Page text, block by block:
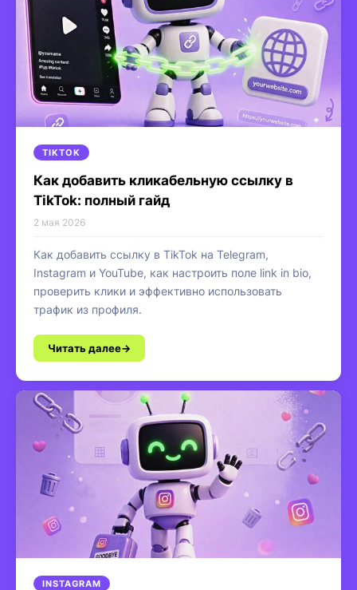
TIKTOK
Как добавить кликабельную ссылку в
TikTok: полный гайд
2 мая 2026
Как добавить ссылку в TikTok на Telegram,
Instagram и YouTube, как настроить поле link in bio,
проверить клики и эффективно использовать
трафик из профиля.
Читать далее
INSTAGRAM